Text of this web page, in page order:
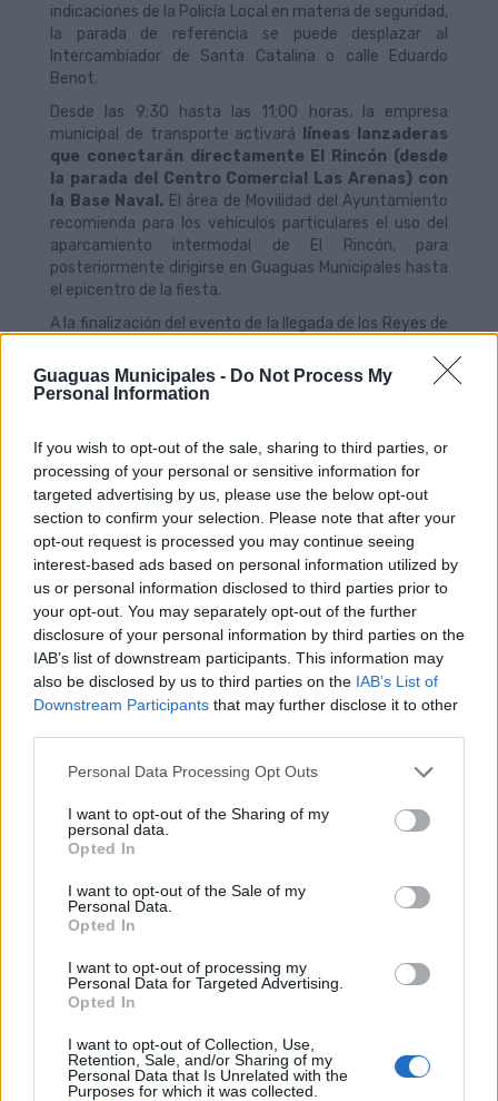
Guaguas Municipales - Do Not Process My
Personal Information
If you wish to opt-out of the sale, sharing to third parties, or
processing of your personal or sensitive information for
targeted advertising by us, please use the below opt-out
section to confirm your selection. Please note that after your
opt-out request is processed you may continue seeing
interest-based ads based on personal information utilized by
us or personal information disclosed to third parties prior to
your opt-out. You may separately opt-out of the further
disclosure of your personal information by third parties on the
IAB’s list of downstream participants. This information may
also be disclosed by us to third parties on the IAB’s List of
Downstream Participants that may further disclose it to other
Personal Data Processing Opt Outs
I want to opt-out of the Sharing of my
personal data.
Opted In
I want to opt-out of the Sale of my
Personal Data.
Opted In
I want to opt-out of processing my
Personal Data for Targeted Advertising.
Opted In
I want to opt-out of Collection, Use,
Retention, Sale, and/or Sharing of my
Personal Data that Is Unrelated with the
Purposes for which it was collected.
indicaciones de la Policía Local en materia de seguridad,
la parada de referencia se puede desplazar al
Intercambiador de Santa Catalina o calle Eduardo
Benot.
Desde las 9:30 hasta las 11:00 horas, la empresa
municipal de transporte activará
líneas lanzaderas
que conectarán directamente El Rincón (desde
la parada del Centro Comercial Las Arenas) con
la Base Naval. El área de Movilidad del Ayuntamiento
recomienda para los vehículos particulares el uso del
aparcamiento intermodal de El Rincón, para
posteriormente dirigirse en Guaguas Municipales hasta
el epicentro de la fiesta.
A la finalización del evento de la llegada de los Reyes de
habilita líneas lanzaderas especiales desde la
parada 58, junto a la tienda Benetton, para
Las restricciones de tránsito por el paso de la Gran
Cabalgata de los Reyes Magos comenzarán a las 15:00
horas. Desde esa hora, Guaguas Municipales tiene
dispuesto un plan de desvíos, donde destacan las
siguientes paradas de referencia para participar en la
Cabalgata:
Manuel Becerra
–bajada de El Sebadal
junto a los bomberos- yParque Romano
(Líneas 1 y
12);
Calle Galicia (Líneas 2, 17, 22, 25 y 81);
Plaza de
España / Mesa y López
(Líneas 21, 24, 26, 33, 44, 45,
47);Plaza de la Constitución –Obelisco-(Líneas 2,
17, 22, 25, 81) y terminal delGuiniguada(9, 11, 82, 84).
Por la noche, durante la tradicional víspera de Reyes en
frecuencias aproximadas de 20 minutos, al tiempo que
facilitar el tránsito en el corredor entre la zona antigua
de la ciudad y El Rincón.
Guaguas Municipales activa el
dispositivo “Fútbol” para el partido
de este lunes entre la UD Las
01/02/2019
Guaguas Municipales activará este lunes 4 de febrero